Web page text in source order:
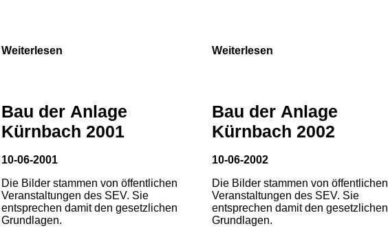
Weiterlesen Weiterlesen
Bau der Anlage
Kürnbach 2001
10-06-2001
Die Bilder stammen von öffentlichen
Veranstaltungen des SEV. Sie
entsprechen damit den gesetzlichen
Grundlagen.
Bau der Anlage
Kürnbach 2002
10-06-2002
Die Bilder stammen von öffentlichen
Veranstaltungen des SEV. Sie
entsprechen damit den gesetzlichen
Grundlagen.